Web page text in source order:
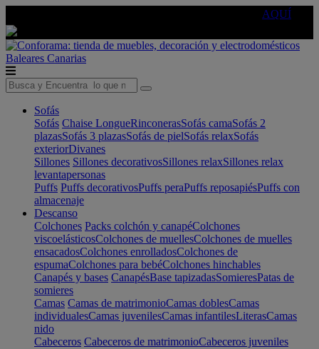
AQUÍ
Baleares Canarias
Sofás
Sofás Chaise LongueRinconerasSofás camaSofás 2
plazasSofás 3 plazasSofás de pielSofás relaxSofás
exteriorDivanes
Sillones Sillones decorativosSillones relaxSillones relax
levantapersonas
Puffs Puffs decorativosPuffs peraPuffs reposapiésPuffs con
almacenaje
Descanso
Colchones Packs colchón y canapéColchones
viscoelásticosColchones de muellesColchones de muelles
ensacadosColchones enrolladosColchones de
espumaColchones para bebéColchones hinchables
Canapés y bases CanapésBase tapizadasSomieresPatas de
somieres
Camas Camas de matrimonioCamas doblesCamas
individualesCamas juvenilesCamas infantilesLiterasCamas
nido
Cabeceros Cabeceros de matrimonioCabeceros juveniles